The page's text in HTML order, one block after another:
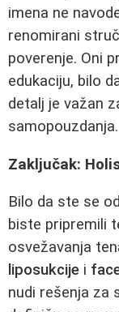
imena ne
renomirani
poverenje. Oni
edukaciju, bilo
detalj je važan
samopouzdanja.
Zaključak:
Bilo da ste se
biste pripremili
osvežavanja
liposukcije i
nudi rešenja za